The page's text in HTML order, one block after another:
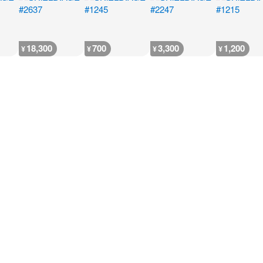
¥18,300 ¥700 ¥3,300 ¥1,200